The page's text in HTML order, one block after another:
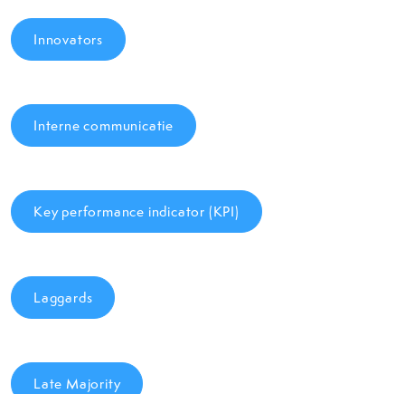
Innovators
Interne communicatie
Key performance indicator (KPI)
Laggards
Late Majority